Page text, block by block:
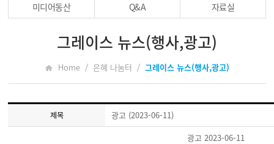
미디어동산
Q&A 자료실
그레이스 뉴스(행사,광고)
Home / 은혜 나눔터 / 그레이스 뉴스(행사,광고)
제목
광고 (2023-06-11)
광고 2023-06-11